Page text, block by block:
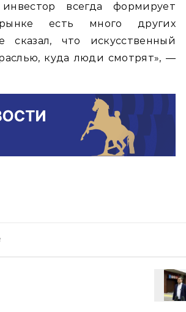
всегда формирует
есть много других
что искусственный
куда люди смотрят», —